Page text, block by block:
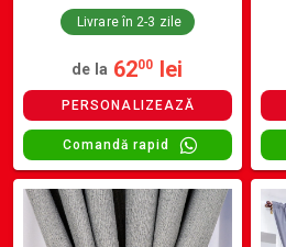
Livrare în 2-3 zile
de la 6200 lei
PERSONALIZEAZĂ
Comandă rapid